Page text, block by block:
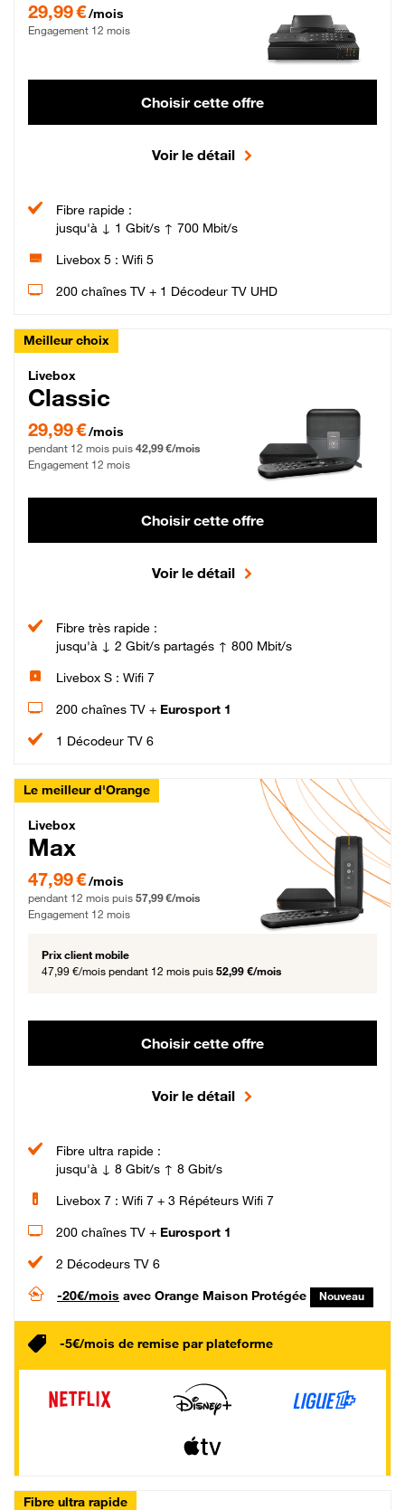
29,99 €/mois
Engagement 12 mois
Choisir cette offre
Voir le détail
Fibre rapide :
jusqu'à ↓ 1 Gbit/s ↑ 700 Mbit/s
Livebox 5 : Wifi 5
200 chaînes TV + 1 Décodeur TV UHD
Meilleur choix
Livebox Classic Fibre
Livebox
Classic
29,99 € par mois pendant 12 mois puis 42,99 € par mois, Engagement 12 mois
29,99 €/mois
pendant 12 mois puis 42,99 €/mois
Engagement 12 mois
Choisir cette offre
Voir le détail
Fibre très rapide :
jusqu'à ↓ 2 Gbit/s partagés ↑ 800 Mbit/s
Livebox S : Wifi 7
200 chaînes TV + Eurosport 1
1 Décodeur TV 6
Le meilleur d'Orange
Livebox Max Fibre
Livebox
Max
47,99 € par mois pendant 12 mois puis 57,99 € par mois, Engagement 12 mois
47,99 €/mois
pendant 12 mois puis 57,99 €/mois
Engagement 12 mois
Prix client mobile
47,99 €/mois pendant 12 mois puis 52,99 €/mois
Choisir cette offre
Voir le détail
Fibre ultra rapide :
jusqu'à ↓ 8 Gbit/s ↑ 8 Gbit/s
Livebox 7 : Wifi 7 + 3 Répéteurs Wifi 7
200 chaînes TV + Eurosport 1
2 Décodeurs TV 6
-20€/mois avec Orange Maison Protégée Nouveau
-5€/mois de remise par plateforme
Fibre ultra rapide